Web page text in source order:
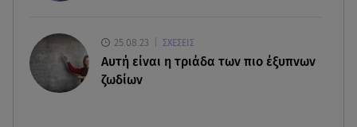
25.08.23 ΣΧΕΣΕΙΣ
Aυτή είναι η τριάδα των πιο έξυπνων
ζωδίων